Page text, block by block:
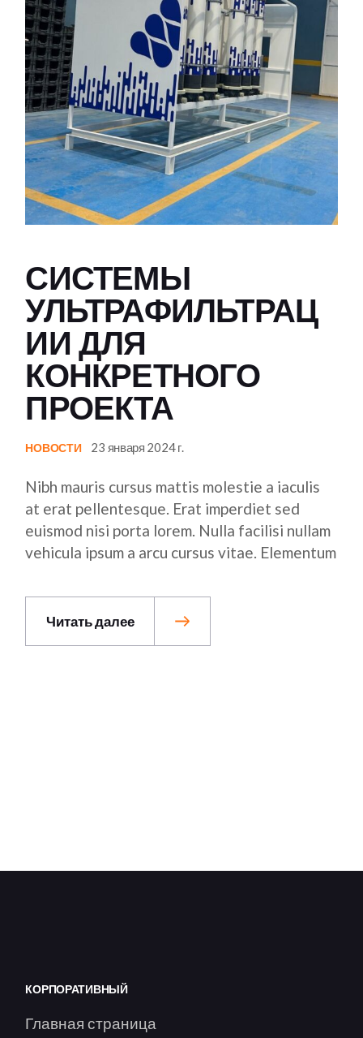
СИСТЕМЫ
УЛЬТРАФИЛЬТРАЦ
ИИ ДЛЯ
КОНКРЕТНОГО
ПРОЕКТА
НОВОСТИ 23 января 2024 г.
Nibh mauris cursus mattis molestie a iaculis
at erat pellentesque. Erat imperdiet sed
euismod nisi porta lorem. Nulla facilisi nullam
vehicula ipsum a arcu cursus vitae. Elementum
Читать далее
КОРПОРАТИВНЫЙ
Главная страница